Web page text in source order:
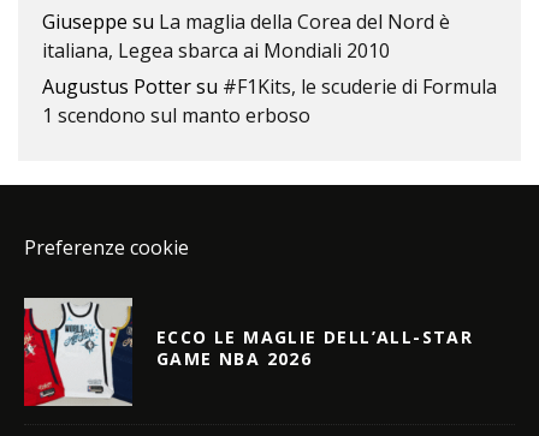
Giuseppe su La maglia della Corea del Nord è
italiana, Legea sbarca ai Mondiali 2010
Augustus Pottersu #F1Kits, le scuderie di Formula
1 scendono sul manto erboso
Preferenze cookie
ECCO LE MAGLIE DELL’ALL-STAR
GAME NBA 2026